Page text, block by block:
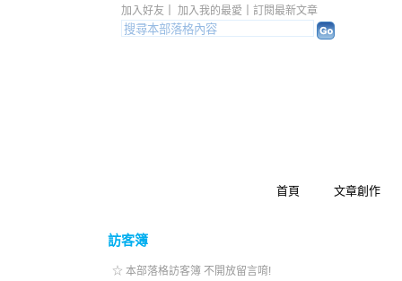
首頁 文章創作
加入好友 加入我的最愛 訂閱最新文章
訪客簿
☆ 本部落格訪客簿 不開放留言唷!